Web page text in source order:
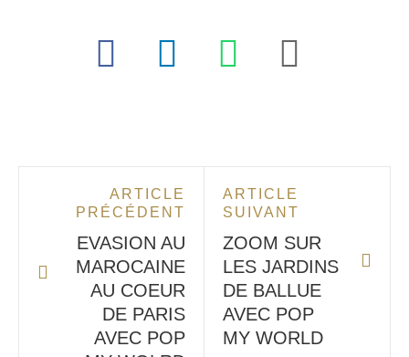
ARTICLE
PRÉCÉDENT
EVASION AU
MAROCAINE
AU COEUR
DE PARIS
AVEC POP
ARTICLE
SUIVANT
ZOOM SUR
LES JARDINS
DE BALLUE
AVEC POP
MY WORLD